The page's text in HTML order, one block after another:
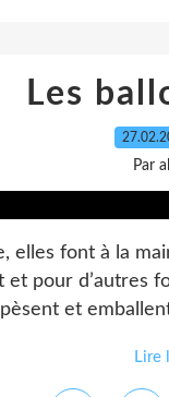
Les
Par
elles font à la
et pour d’autres
et
Lire